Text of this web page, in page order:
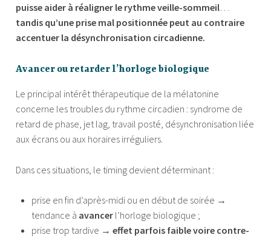
puisse aider à réaligner le rythme veille-sommeil…
tandis qu’une prise mal positionnée peut au contraire
accentuer la désynchronisation circadienne.
Avancer ou retarder l’horloge biologique
Le principal intérêt thérapeutique de la mélatonine
concerne les troubles du rythme circadien : syndrome de
retard de phase, jet lag, travail posté, désynchronisation liée
aux écrans ou aux horaires irréguliers.
Dans ces situations, le timing devient déterminant :
prise en fin d’après-midi ou en début de soirée →
tendance à avancerl’horloge biologique ;
prise trop tardive → effet parfois faible voire contre-